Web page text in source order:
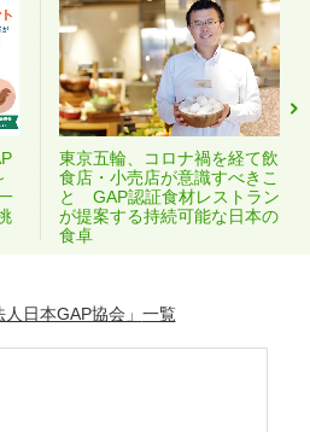
東京五輪、コロナ禍を経て飲
食店・小売店が意識すべきこ
と GAP認証食材レストラン
が提案する持続可能な日本の
食卓
人日本GAP協会」